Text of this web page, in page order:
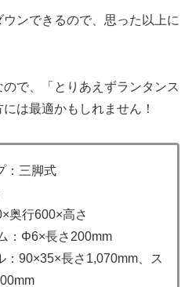
ンできるので、思った以上に
で、「とりあえずランタンス
は最適かもしれません！
：三脚式
行600×高さ
：Φ6×長さ200mm
90×35×長さ1,070mm、ス